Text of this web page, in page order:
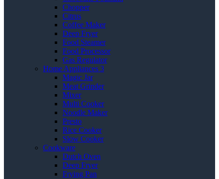
Chopper
Citrus
Coffee Maker
Deep Fryer
Food Steamer
Food Processor
Gas Regulator
Home Appliances 3
Magic Jar
Meat Grinder
Mixer
Multi Cooker
Noodle Maker
Presto
Rice Cooker
Slow Cooker
Cookware
Dutch Oven
Deep Fryer
Frying Pan